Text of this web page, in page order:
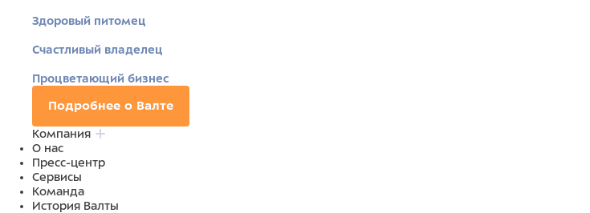
Здоровый питомец
Счастливый владелец
Процветающий бизнес
Подробнее о Валте
Компания
О нас
Пресс-центр
Сервисы
Команда
История Валты